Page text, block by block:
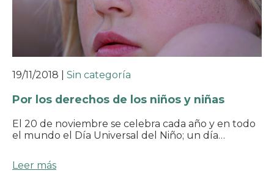
19/11/2018 Sin categoría
Por los derechos de los niños y niñas
El 20 de noviembre se celebra cada año y en todo
el mundo el Día Universal del Niño; un día…
Leer más